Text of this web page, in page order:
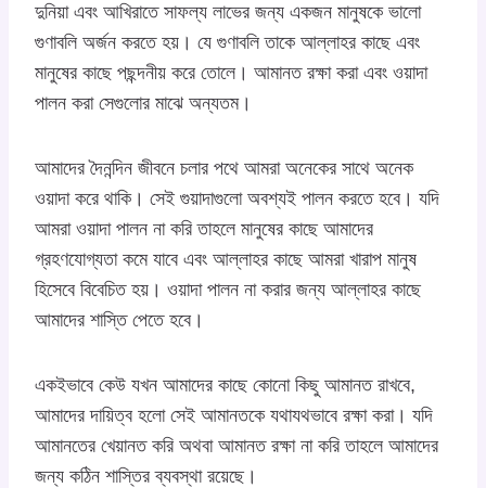
দুনিয়া এবং আখিরাতে সাফল্য লাভের জন্য একজন মানুষকে ভালো
গুণাবলি অর্জন করতে হয়। যে গুণাবলি তাকে আল্লাহর কাছে এবং
মানুষের কাছে পছন্দনীয় করে তোলে। আমানত রক্ষা করা এবং ওয়াদা
পালন করা সেগুলোর মাঝে অন্যতম।
আমাদের দৈনন্দিন জীবনে চলার পথে আমরা অনেকের সাথে অনেক
ওয়াদা করে থাকি। সেই গুয়াদাগুলো অবশ্যই পালন করতে হবে। যদি
আমরা ওয়াদা পালন না করি তাহলে মানুষের কাছে আমাদের
গ্রহণযোগ্যতা কমে যাবে এবং আল্লাহর কাছে আমরা খারাপ মানুষ
হিসেবে বিবেচিত হয়। ওয়াদা পালন না করার জন্য আল্লাহর কাছে
আমাদের শাস্তি পেতে হবে।
একইভাবে কেউ যখন আমাদের কাছে কোনো কিছু আমানত রাখবে,
আমাদের দায়িত্ব হলো সেই আমানতকে যথাযথভাবে রক্ষা করা। যদি
আমানতের খেয়ানত করি অথবা আমানত রক্ষা না করি তাহলে আমাদের
জন্য কঠিন শাস্তির ব্যবস্থা রয়েছে।